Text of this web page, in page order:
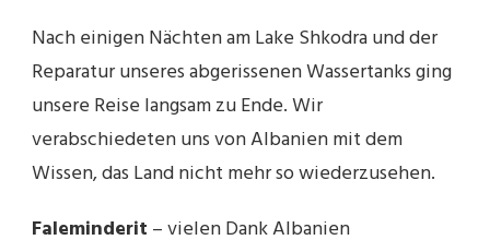
Nach einigen Nächten am Lake Shkodra und der
Reparatur unseres abgerissenen Wassertanks ging
unsere Reise langsam zu Ende. Wir
verabschiedeten uns von Albanien mit dem
Wissen, das Land nicht mehr so wiederzusehen.
Faleminderit – vielen Dank Albanien